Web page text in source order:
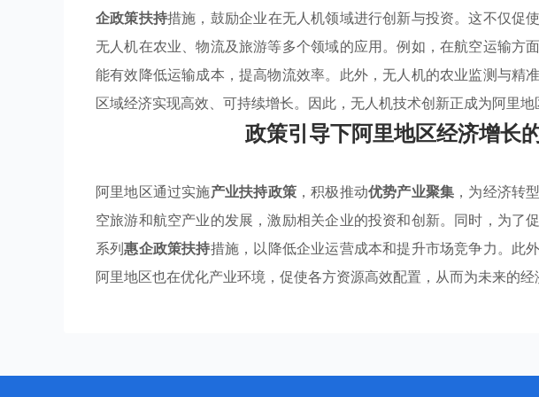
企政策扶持措施，鼓励企业在无人机领域进行创新与投资。这不仅促
无人机在农业、物流及旅游等多个领域的应用。例如，在航空运输方
能有效降低运输成本，提高物流效率。此外，无人机的农业监测与精
区域经济实现高效、可持续增长。因此，无人机技术创新正成为阿里地
政策引导下阿里地区经济增长
阿里地区通过实施产业扶持政策，积极推动优势产业聚集 ，为经济转
空旅游和航空产业的发展，激励相关企业的投资和创新。同时，为了
系列惠企政策扶持措施，以降低企业运营成本和提升市场竞争力。此
阿里地区也在优化产业环境，促使各方资源高效配置，从而为未来的经